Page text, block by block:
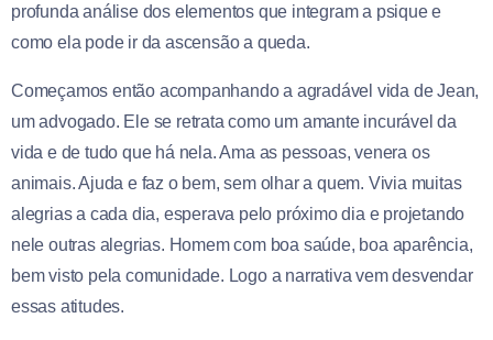
profunda análise dos elementos que integram a psique e
como ela pode ir da ascensão a queda.
Começamos então acompanhando a agradável vida de Jean,
um advogado. Ele se retrata como um amante incurável da
vida e de tudo que há nela. Ama as pessoas, venera os
animais. Ajuda e faz o bem, sem olhar a quem. Vivia muitas
alegrias a cada dia, esperava pelo próximo dia e projetando
nele outras alegrias. Homem com boa saúde, boa aparência,
bem visto pela comunidade. Logo a narrativa vem desvendar
essas atitudes.